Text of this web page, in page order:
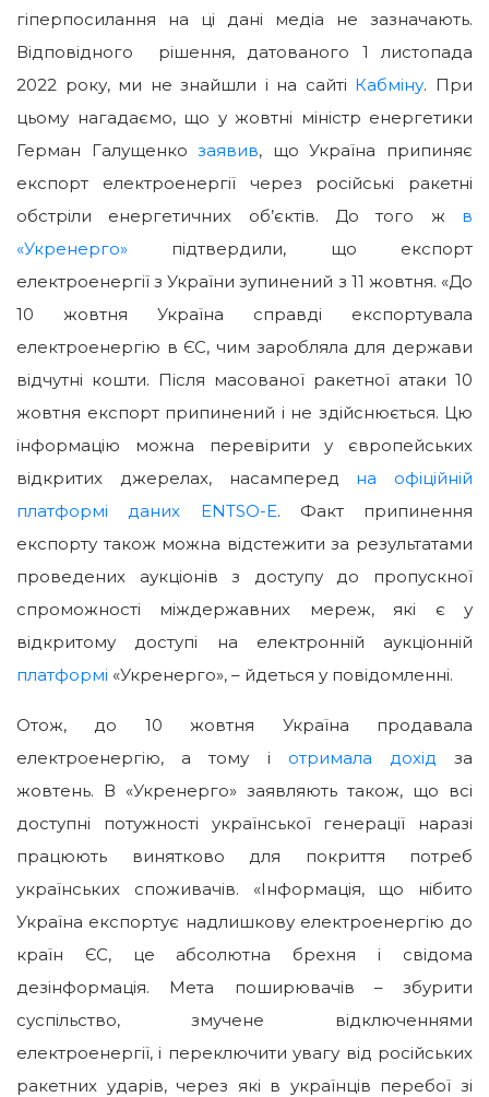
гіперпосилання на ці дані медіа не зазначають.
Відповідного рішення, датованого 1 листопада
2022 року, ми не знайшли і на сайті Кабміну. При
цьому нагадаємо, що у жовтні міністр енергетики
Герман Галущенкозаявив, що Україна припиняє
експорт електроенергії через російські ракетні
обстріли енергетичних об’єктів. До того ж в
«Укренерго» підтвердили, що експорт
електроенергії з України зупинений з 11 жовтня. «До
10 жовтня Україна справді експортувала
електроенергію в ЄС, чим заробляла для держави
відчутні кошти. Після масованої ракетної атаки 10
жовтня експорт припинений і не здійснюється. Цю
інформацію можна перевірити у європейських
відкритих джерелах, насамперед на офіційній
платформі даних ENTSO-E. Факт припинення
експорту також можна відстежити за результатами
проведених аукціонів з доступу до пропускної
спроможності міждержавних мереж, які є у
відкритому доступі на електронній аукціонній
платформі «Укренерго», – йдеться у повідомленні.
Отож, до 10 жовтня Україна продавала
електроенергію, а тому і отримала дохід за
жовтень. В «Укренерго» заявляють також, що всі
доступні потужності української генерації наразі
працюють винятково для покриття потреб
українських споживачів. «Інформація, що нібито
Україна експортує надлишкову електроенергію до
країн ЄС, це абсолютна брехня і свідома
дезінформація. Мета поширювачів – збурити
суспільство, змучене відключеннями
електроенергії, і переключити увагу від російських
ракетних ударів, через які в українців перебої зі